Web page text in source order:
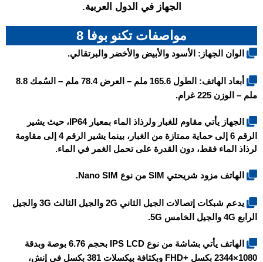
الجهاز في الدول العربية.
مواصفات تكنو بوفا 8
الوان الجهاز: الأسود والأبيض والأخضر والبرتقالي.
أبعاد الهاتف: الطول 165.6 ملم – العرض 78.4 ملم – السُمك 8.8
ملم – الوزن 225 غرام.
الجهاز يأتي مقاوم للغبار ولرذاذ الماء بمعيار IP64، حيث يشير
الرقم 6 إلى حماية ممتازة من الغبار، بينما يشير الرقم 4 إلى مقاومة
لرذاذ الماء فقط، دون القدرة على تحمل الغمر في الماء.
الهاتف مزود شريحتي SIM من نوع Nano SIM.
يدعم شبكات إتصالات الجيل الثاني 2G والجيل الثالث 3G والجيل
الرابع 4G والجيل الخامس 5G.
الهاتف يأتي بشاشة من نوع IPS LCD بحجم 6.76 بوصة وبدقة
1080×2344 بكسل +FHD وبكثافة بيكسلات 381 بكسل في إنش،